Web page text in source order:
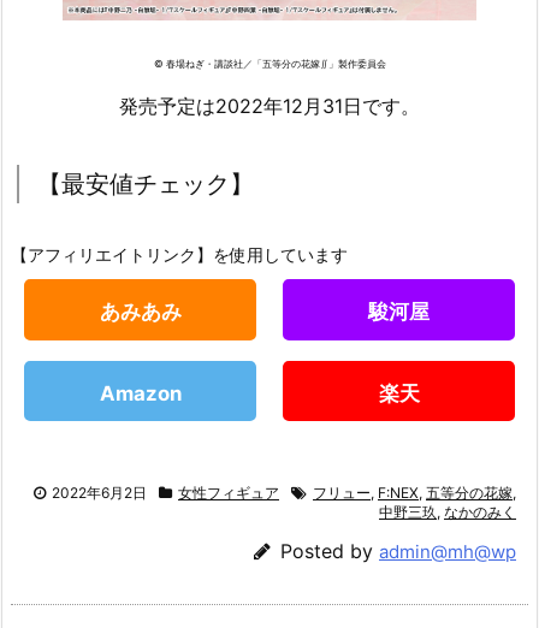
© 春場ねぎ・講談社／「五等分の花嫁∬」製作委員会
発売予定は2022年12月31日です。
【最安値チェック】
【アフィリエイトリンク】を使用しています
あみあみ 駿河屋
Amazon 楽天
2022年6月2日 女性フィギュア フリュー, F:NEX, 五等分の花嫁,
中野三玖, なかのみく
Posted by admin@mh@wp